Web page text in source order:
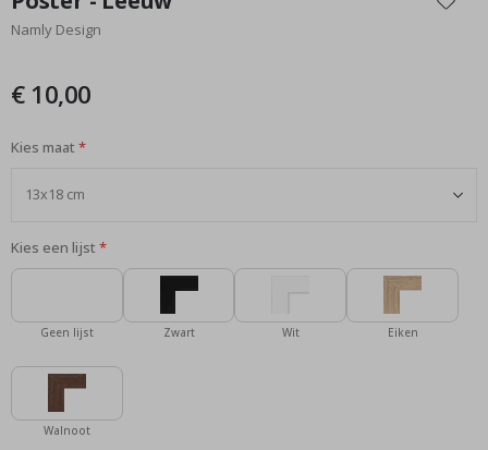
het
begin
afbeeldingen-
Namly Design
€ 10,00
Kies maat
Kies een lijst
Geen lijst Zwart Wit Eiken
Walnoot